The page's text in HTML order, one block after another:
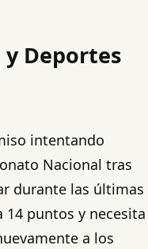
Deportes
intentando
Nacional tras
durante las últimas
14 puntos y necesita
a los